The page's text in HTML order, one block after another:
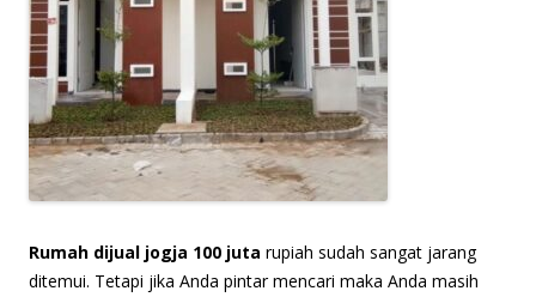
Rumah dijual jogja 100 juta rupiah sudah sangat jarang
ditemui. Tetapi jika Anda pintar mencari maka Anda masih